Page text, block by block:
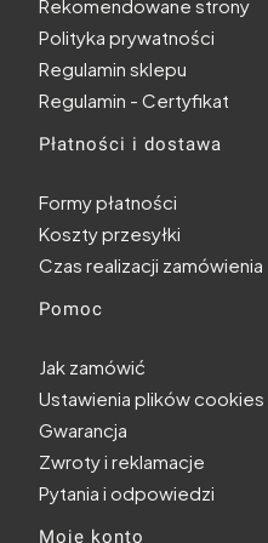
Rekomendowane strony
Polityka prywatności
Regulamin sklepu
Regulamin - Certyfikat
Płatności i dostawa
Formy płatności
Koszty przesyłki
Czas realizacji zamówienia
Pomoc
Jak zamówić
Ustawienia plików cookies
Gwarancja
Zwroty i reklamacje
Pytania i odpowiedzi
Moje konto